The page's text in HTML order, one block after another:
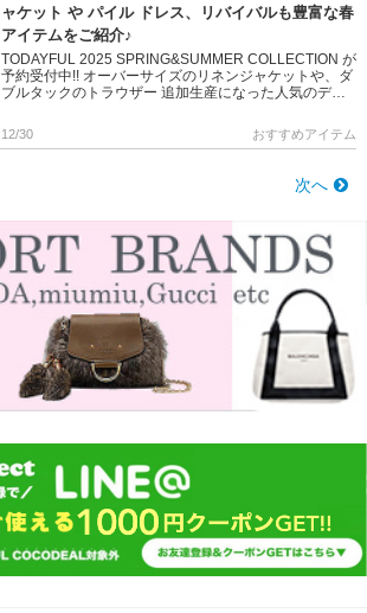
ャケット や パイル ドレス、リバイバルも豊富な春
アイテムをご紹介♪
TODAYFUL 2025 SPRING&SUMMER COLLECTION が
予約受付中!! オーバーサイズのリネンジャケットや、ダ
ブルタックのトラウザー 追加生産になった人気のデニ
12/30 おすすめアイテム
次へ